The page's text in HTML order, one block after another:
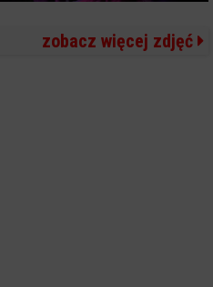
zobacz więcej zdjęć